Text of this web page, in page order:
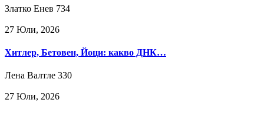
Златко Енев 734
27 Юли, 2026
Хитлер, Бетовен, Йоци: какво ДНК…
Лена Валтле 330
27 Юли, 2026